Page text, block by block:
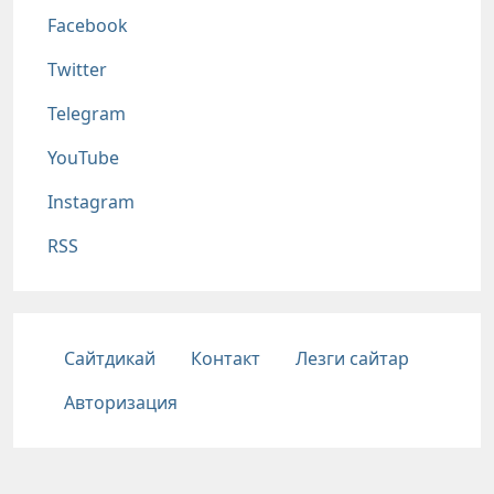
Соц сети
Facebook
Twitter
Telegram
YouTube
Instagram
RSS
Подвал
Сайтдикай Контакт
Лезги сайтар
Авторизация